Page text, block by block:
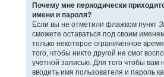
Почему мне периодически
имени и пароля?
Если вы не отметили флажком пункт
сможете оставаться под своим
только некоторое ограниченное
того, чтобы никто другой не смог
учётной записью. Для того чтобы вам
вводить имя пользователя и пароль